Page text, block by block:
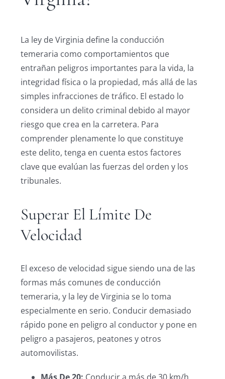
La ley de Virginia define la conducción
temeraria como comportamientos que
entrañan peligros importantes para la vida, la
integridad física o la propiedad, más allá de las
simples infracciones de tráfico. El estado lo
considera un delito criminal debido al mayor
riesgo que crea en la carretera. Para
comprender plenamente lo que constituye
este delito, tenga en cuenta estos factores
clave que evalúan las fuerzas del orden y los
tribunales.
Superar El Límite De
Velocidad
El exceso de velocidad sigue siendo una de las
formas más comunes de conducción
temeraria, y la ley de Virginia se lo toma
especialmente en serio. Conducir demasiado
rápido pone en peligro al conductor y pone en
peligro a pasajeros, peatones y otros
automovilistas.